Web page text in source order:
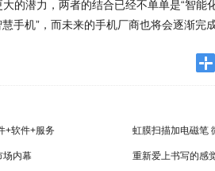
的潜力，两者的结合已经不单单是“智能
手机”，而未来的手机厂商也将会逐渐完
+软件+服务 虹膜扫描加电磁笔
场内幕 重新爱上书写的感